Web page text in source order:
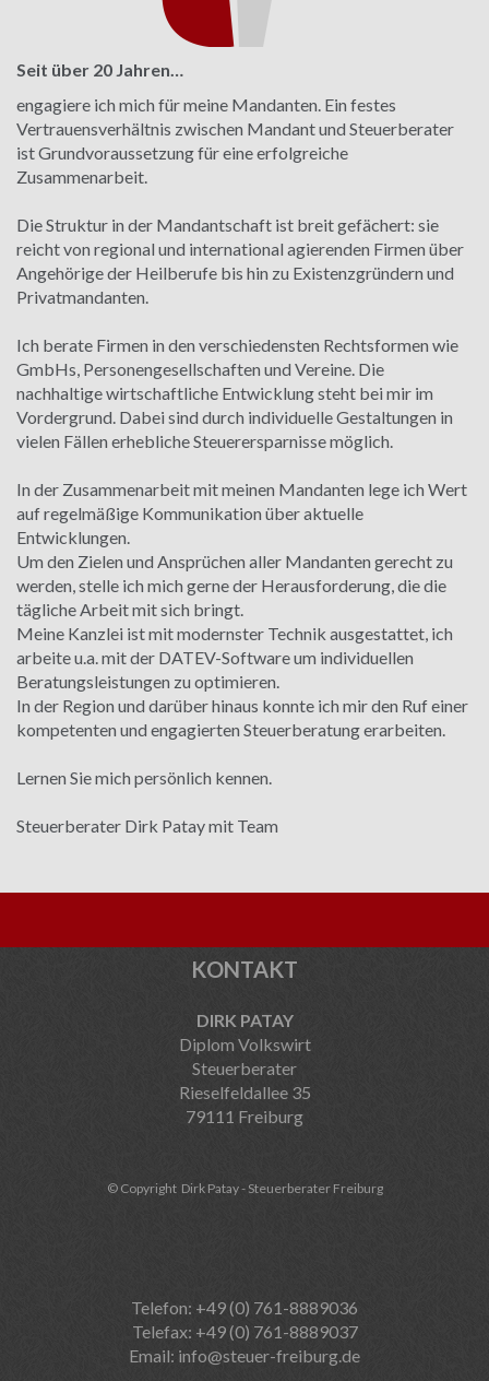
Seit über 20 Jahren…
engagiere ich mich für meine Mandanten. Ein festes
Vertrauensverhältnis zwischen Mandant und Steuerberater
ist Grundvoraussetzung für eine erfolgreiche
Zusammenarbeit.
Die Struktur in der Mandantschaft ist breit gefächert: sie
reicht von regional und international agierenden Firmen über
Angehörige der Heilberufe bis hin zu Existenzgründern und
Privatmandanten.
Ich berate Firmen in den verschiedensten Rechtsformen wie
GmbHs, Personengesellschaften und Vereine. Die
nachhaltige wirtschaftliche Entwicklung steht bei mir im
Vordergrund. Dabei sind durch individuelle Gestaltungen in
vielen Fällen erhebliche Steuerersparnisse möglich.
In der Zusammenarbeit mit meinen Mandanten lege ich Wert
auf regelmäßige Kommunikation über aktuelle
Entwicklungen.
Um den Zielen und Ansprüchen aller Mandanten gerecht zu
werden, stelle ich mich gerne der Herausforderung, die die
tägliche Arbeit mit sich bringt.
Meine Kanzlei ist mit modernster Technik ausgestattet, ich
arbeite u.a. mit der DATEV-Software um individuellen
Beratungsleistungen zu optimieren.
In der Region und darüber hinaus konnte ich mir den Ruf einer
kompetenten und engagierten Steuerberatung erarbeiten.
Lernen Sie mich persönlich kennen.
Steuerberater Dirk Patay mit Team
KONTAKT
DIRK PATAY
Diplom Volkswirt
Steuerberater
Rieselfeldallee 35
79111 Freiburg
© Copyright Dirk Patay - Steuerberater Freiburg
Telefon: +49 (0) 761-8889036
Telefax: +49 (0) 761-8889037
Email: info@steuer-freiburg.de